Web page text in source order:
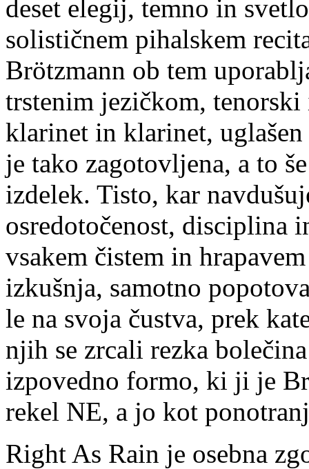
deset elegij, temno in
solističnem pihalskem
Brötzmann ob tem
trstenim jezičkom,
klarinet in klarinet,
je tako zagotovljena, a to
izdelek. Tisto, kar
osredotočenost, disciplina
vsakem čistem in
izkušnja, samotno
le na svoja čustva, prek
njih se zrcali rezka
izpovedno formo, ki ji je
rekel NE, a jo kot
Right As Rain je osebna